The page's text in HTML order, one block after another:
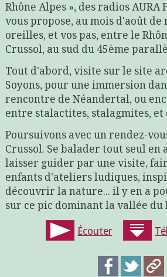
Rhône Alpes », des radios AURA
vous propose, au mois d'août de
oreilles, et vos pas, entre le
Crussol, au sud du 45ème
Tout d'abord, visite sur le site
Soyons, pour une immersion
rencontre de Néandertal, ou
entre stalactites, stalagmites, et
Poursuivons avec un rendez-
Crussol. Se balader tout seul en
laisser guider par une visite,
enfants d'ateliers ludiques,
découvrir la nature... il y en a
sur ce pic dominant la vallée du
Écouter